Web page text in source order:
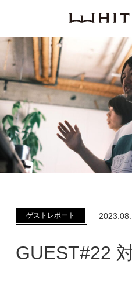
GUEST#22
ゲストレポート